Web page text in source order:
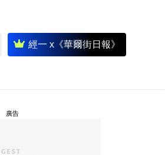
經一 x《華爾街日報》
廣告